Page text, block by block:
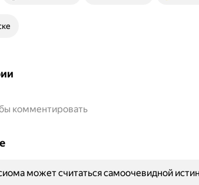
комментировать
может считаться самоочевидной